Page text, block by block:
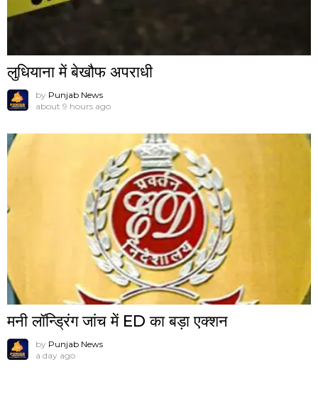
लुधियाना में बेखौफ अपराधी
by Punjab News
about 9 hours ago
मनी लॉन्ड्रिंग जांच में ED का बड़ा एक्शन
by Punjab News
a day ago